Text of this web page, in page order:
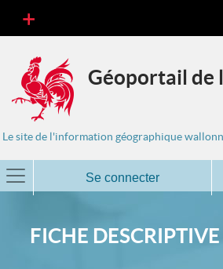
Géoportail de
Le site de l'information géographique
Se connecter
FICHE DESCRIPTIVE